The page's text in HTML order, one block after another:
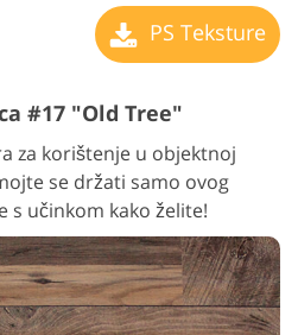
PS Teksture
#17 "Old Tree"
za korištenje u objektnoj
se držati samo ovog
s učinkom kako želite!